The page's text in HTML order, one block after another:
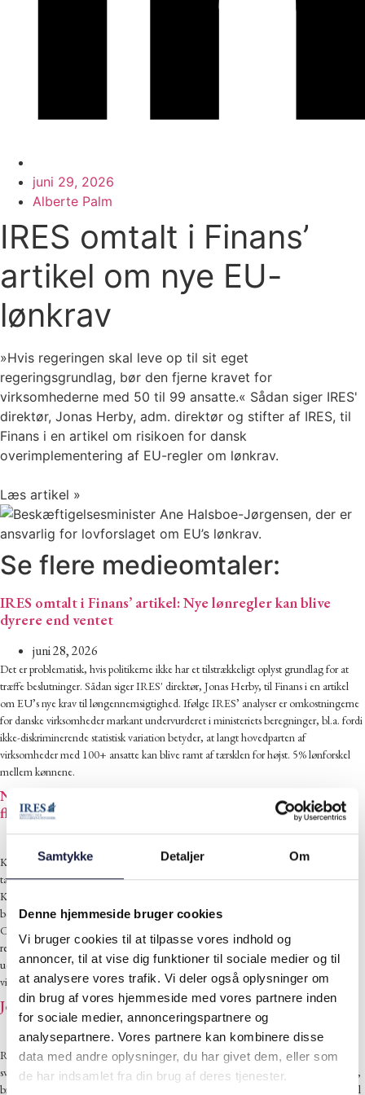
Samtykke Detaljer Om
Denne hjemmeside bruger cookies
Vi bruger cookies til at tilpasse vores indhold og
annoncer, til at vise dig funktioner til sociale medier og til
at analysere vores trafik. Vi deler også oplysninger om
din brug af vores hjemmeside med vores partnere inden
for sociale medier, annonceringspartnere og
analysepartnere. Vores partnere kan kombinere disse
data med andre oplysninger, du har givet dem, eller som
de har indsamlet fra din brug af deres tjenester.
juni 29, 2026
Alberte Palm
IRES omtalt i Finans’
artikel om nye EU-
lønkrav
»Hvis regeringen skal leve op til sit eget
regeringsgrundlag, bør den fjerne kravet for
virksomhederne med 50 til 99 ansatte.« Sådan siger IRES'
direktør, Jonas Herby, adm. direktør og stifter af IRES, til
Finans i en artikel om risikoen for dansk
overimplementering af EU-regler om lønkrav.
Læs artikel »
Se flere medieomtaler:
IRES omtalt i Finans’ artikel: Nye lønregler kan blive
dyrere end ventet
juni 28, 2026
Det er problematisk, hvis politikerne ikke har et tilstrækkeligt oplyst grundlag for at
træffe beslutninger. Sådan siger IRES' direktør, Jonas Herby, til Finans i en artikel
om EU’s nye krav til løngennemsigtighed. Ifølge IRES’ analyser er omkostningerne
for danske virksomheder markant undervurderet i ministeriets beregninger, bl.a. fordi
ikke-diskriminerende statistisk variation betyder, at langt hovedparten af
virksomheder med 100+ ansatte kan blive ramt af tærsklen for højst. 5% lønforskel
mellem kønnene.
Nørrebro-modellen kan give plads til næsten en million
flere københavnere
København kan få plads til næsten én million nye borgere, hvis man byggede lige så
tæt som på Nørrebro i hele byen. Det siger IRES' direktør i et interview med
KøbenhavnLIV. Han kritiserer kommunens lokalplaner, højdebegrænsninger og
bebyggelsesprocenter for at holde boligudbuddet nede og presse priserne op.
Cheføkonom Marc Lund Andersen fra Boligøkonomisk Videncenter kalder
regnestykket “temmelig dramatisk”, men anerkender, at regulering begrænser
udbuddet. “Hvis man byggede lige så tæt som på Nørrebro i resten af København,
ville der være plads til mange flere københavnere,” siger Jonas Herby.
Jonas Herby: Hvilken krise, Engel-Schmidt?
juni 17, 2026
Regeringen vil hastebehandle en midlertidig forhøjelse af befordringsfradraget som
svar på stigende benzinpriser. I et debatindlæg kritiserer IRES' direktør, Jonas Herby,
brugen af hastebehandling til et problem, der efter hans vurdering ikke udgør en reel